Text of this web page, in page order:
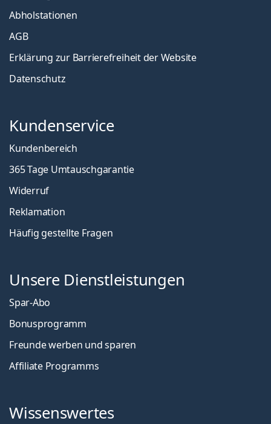
Abholstationen
AGB
Erklärung zur Barrierefreiheit der Website
Datenschutz
Kundenservice
Kundenbereich
365 Tage Umtauschgarantie
Widerruf
Reklamation
Häufig gestellte Fragen
Unsere Dienstleistungen
Spar-Abo
Bonusprogramm
Freunde werben und sparen
Affiliate Programms
Wissenswertes